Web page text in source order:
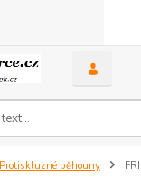
Protiskluzné běhouny